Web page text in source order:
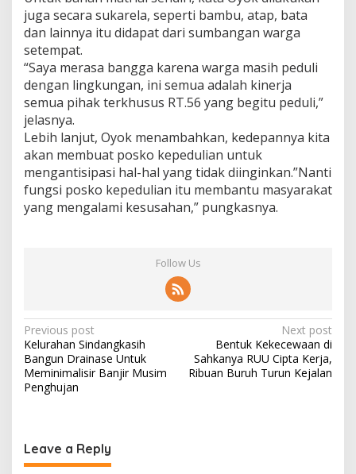
juga secara sukarela, seperti bambu, atap, bata
dan lainnya itu didapat dari sumbangan warga
setempat.
“Saya merasa bangga karena warga masih peduli
dengan lingkungan, ini semua adalah kinerja
semua pihak terkhusus RT.56 yang begitu peduli,”
jelasnya.
Lebih lanjut, Oyok menambahkan, kedepannya kita
akan membuat posko kepedulian untuk
mengantisipasi hal-hal yang tidak diinginkan.”Nanti
fungsi posko kepedulian itu membantu masyarakat
yang mengalami kesusahan,” pungkasnya.
Follow Us
Post
navigation
Previous post
Kelurahan Sindangkasih
Bangun Drainase Untuk
Meminimalisir Banjir Musim
Penghujan
Next post
Bentuk Kekecewaan di
Sahkanya RUU Cipta Kerja,
Ribuan Buruh Turun Kejalan
Leave a Reply